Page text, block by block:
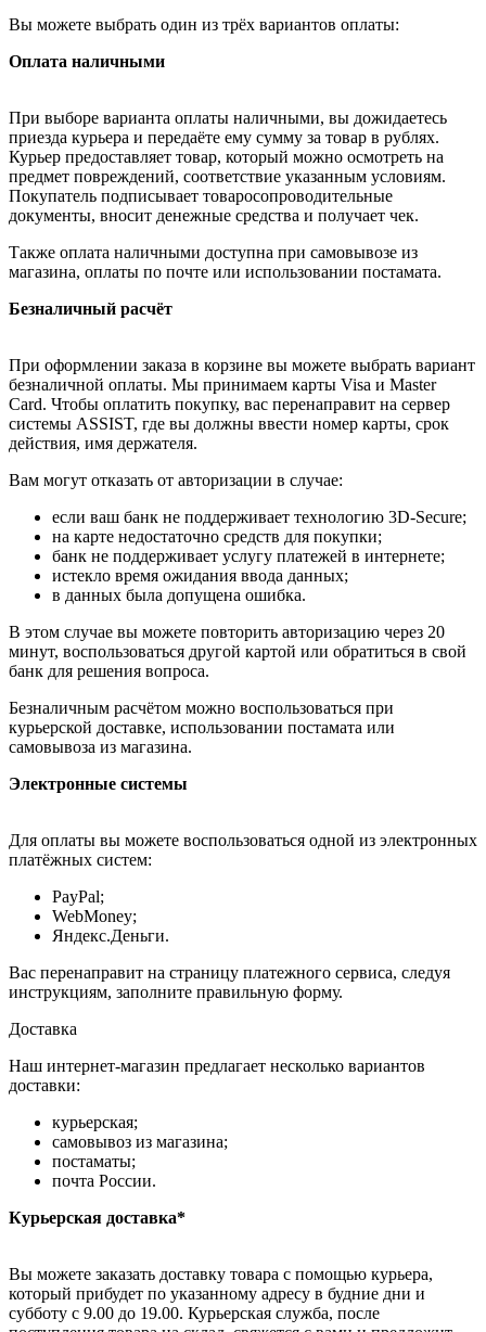
Вы можете выбрать один из трёх вариантов оплаты:
Оплата наличными
При выборе варианта оплаты наличными, вы дожидаетесь
приезда курьера и передаёте ему сумму за товар в рублях.
Курьер предоставляет товар, который можно осмотреть на
предмет повреждений, соответствие указанным условиям.
Покупатель подписывает товаросопроводительные
документы, вносит денежные средства и получает чек.
Также оплата наличными доступна при самовывозе из
магазина, оплаты по почте или использовании постамата.
Безналичный расчёт
При оформлении заказа в корзине вы можете выбрать вариант
безналичной оплаты. Мы принимаем карты Visa и Master
Card. Чтобы оплатить покупку, вас перенаправит на сервер
системы ASSIST, где вы должны ввести номер карты, срок
действия, имя держателя.
Вам могут отказать от авторизации в случае:
если ваш банк не поддерживает технологию 3D-Secure;
на карте недостаточно средств для покупки;
банк не поддерживает услугу платежей в интернете;
истекло время ожидания ввода данных;
в данных была допущена ошибка.
В этом случае вы можете повторить авторизацию через 20
минут, воспользоваться другой картой или обратиться в свой
банк для решения вопроса.
Безналичным расчётом можно воспользоваться при
курьерской доставке, использовании постамата или
самовывоза из магазина.
Электронные системы
Для оплаты вы можете воспользоваться одной из электронных
платёжных систем:
PayPal;
WebMoney;
Яндекс.Деньги.
Вас перенаправит на страницу платежного сервиса, следуя
инструкциям, заполните правильную форму.
Доставка
Наш интернет-магазин предлагает несколько вариантов
доставки:
курьерская;
самовывоз из магазина;
постаматы;
почта России.
Курьерская доставка*
Вы можете заказать доставку товара с помощью курьера,
который прибудет по указанному адресу в будние дни и
субботу с 9.00 до 19.00. Курьерская служба, после